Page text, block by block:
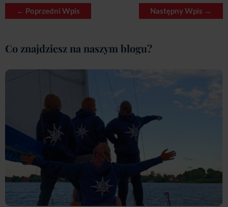
← Poprzedni Wpis Następny Wpis →
Co znajdziesz na naszym blogu?